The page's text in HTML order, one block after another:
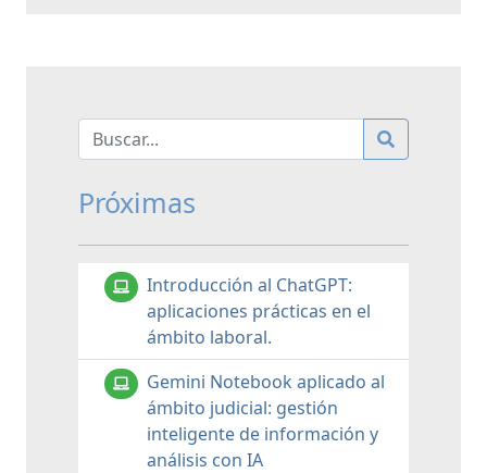
Próximas
Introducción al ChatGPT:
aplicaciones prácticas en el
ámbito laboral.
Gemini Notebook aplicado al
ámbito judicial: gestión
inteligente de información y
análisis con IA